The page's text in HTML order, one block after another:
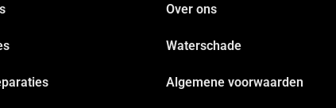
Over ons
Waterschade
Algemene voorwaarden